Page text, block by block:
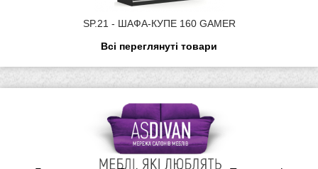
SP.21 - ШАФА-КУПЕ 160 GAMER
Всі переглянуті товари